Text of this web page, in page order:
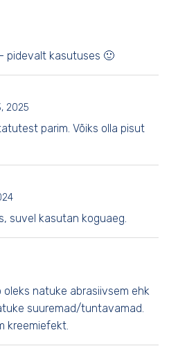
pidevalt kasutuses 🙂
2025
parim. Võiks olla pisut
suvel kasutan koguaeg.
oleks natuke abrasiivsem ehk
suuremad/tuntavamad.
kreemiefekt.